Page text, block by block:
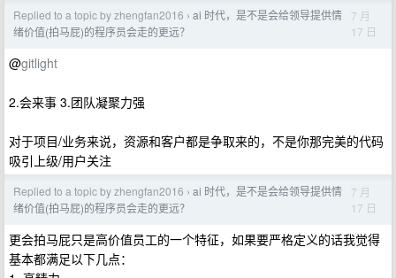
Replied to a topic by zhengfan2016 › ai 时代，是不是会给领导提供情
绪价值(拍马屁)的程序员会走的更远？
7 月
17 日
@gitlight
2.会来事 3.团队凝聚力强
对于项目/业务来说，资源和客户都是争取来的，不是你那完美的代码
吸引上级/用户关注
Replied to a topic by zhengfan2016 › ai 时代，是不是会给领导提供情
绪价值(拍马屁)的程序员会走的更远？
7 月
17 日
更会拍马屁只是高价值员工的一个特征，如果要严格定义的话我觉得
基本都满足以下几点：